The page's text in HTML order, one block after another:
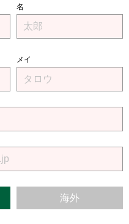
名
メイ
海外